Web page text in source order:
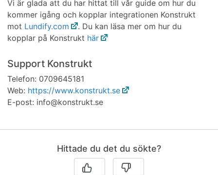
Vi är glada att du har hittat till vår guide om hur du
kommer igång och kopplar integrationen Konstrukt
mot Lundify.com
. Du kan läsa mer om hur du
kopplar på Konstrukt här
Support Konstrukt
Telefon: 0709645181
Web: https://www.konstrukt.se
E-post: info@konstrukt.se
Hittade du det du sökte?